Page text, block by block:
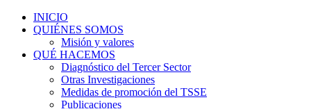
INICIO
QUIÉNES SOMOS
Misión y valores
QUÉ HACEMOS
Diagnóstico del Tercer Sector
Otras Investigaciones
Medidas de promoción del TSSE
Publicaciones